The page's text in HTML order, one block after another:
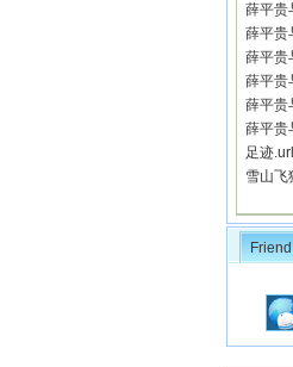
薛平贵
薛平贵
薛平贵
薛平贵
薛平贵
薛平贵
足迹
雪山